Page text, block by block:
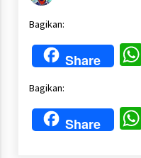
Bagikan:
Share
Bagikan:
Share